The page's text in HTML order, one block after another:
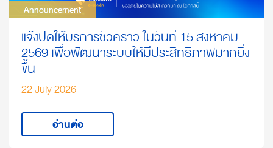
Announcement
Announcement
แจ้งปิดให้บริการชั่วคราว ในวันที่ 15 สิงหาคม
2569 เพื่อพัฒนาระบบให้มีประสิทธิภาพมากยิ่ง
ขึ้น
22 July 2026
อ่านต่อ